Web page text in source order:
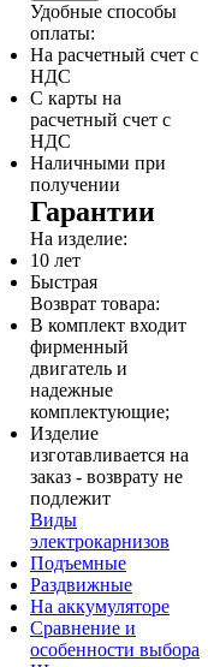
Удобные способы
оплаты:
На расчетный счет с
НДС
С карты на
расчетный счет с
НДС
Наличными при
получении
Гарантии
На изделие:
10 лет
Быстрая
Возврат товара:
В комплект входит
фирменный
двигатель и
надежные
комплектующие;
Изделие
изготавливается на
заказ - возврату не
подлежит
Виды
электрокарнизов
Подъемные
Раздвижные
На аккумуляторе
Сравнение и
особенности выбора